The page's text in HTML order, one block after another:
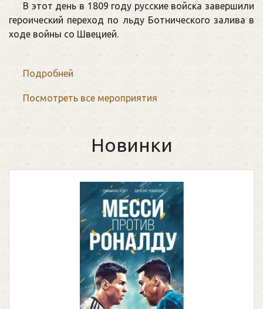
истории
России
В этот день в 1809 году русские войска завершили
героический переход по льду Ботнического залива в
ходе войны со Швецией.
Подробней
Посмотреть все мероприятия
Новинки